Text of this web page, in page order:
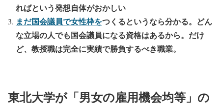
ればという発想自体がおかしい
まだ国会議員で女性枠をつくるというなら分かる。どん
な立場の人でも国会議員になる資格はあるから。だけ
ど、教授職は完全に実績で勝負するべき職業。
東北大学が「男女の雇用機会均等」の